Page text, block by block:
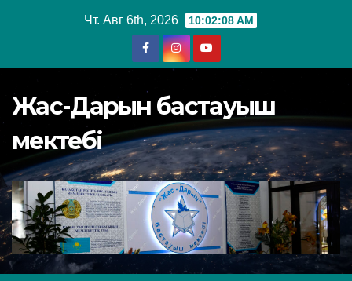
Чт. Авг 6th, 2026 10:02:09 AM
Жас-Дарын бастауыш
мектебі